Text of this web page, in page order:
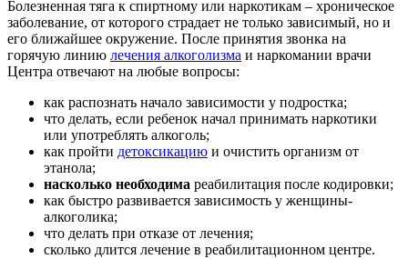
Болезненная тяга к спиртному или наркотикам – хроническое
заболевание, от которого страдает не только зависимый, но и
его ближайшее окружение. После принятия звонка на
горячую линию лечения алкоголизма и наркомании врачи
Центра отвечают на любые вопросы:
как распознать начало зависимости у подростка;
что делать, если ребенок начал принимать наркотики
или употреблять алкоголь;
как пройти детоксикацию и очистить организм от
этанола;
насколько необходима реабилитация после кодировки;
как быстро развивается зависимость у женщины-
алкоголика;
что делать при отказе от лечения;
сколько длится лечение в реабилитационном центре.